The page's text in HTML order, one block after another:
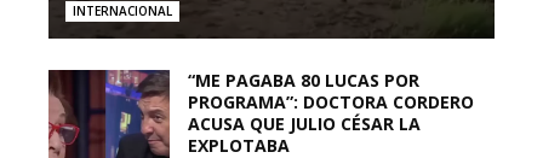
INTERNACIONAL
“ME PAGABA 80 LUCAS POR
PROGRAMA”: DOCTORA CORDERO
ACUSA QUE JULIO CÉSAR LA
EXPLOTABA